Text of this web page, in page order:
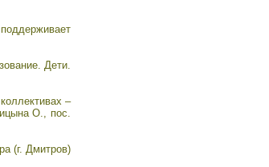
Дети.
–
О., пос.
(г. Дмитров)